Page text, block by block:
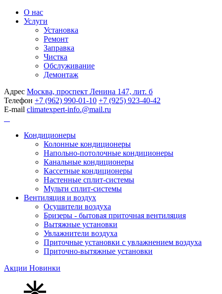
О нас
Услуги
Установка
Ремонт
Заправка
Чистка
Обслуживание
Демонтаж
Адрес Москва, проспект Ленина 147, лит. б
Телефон +7 (962) 990-01-10 +7 (925) 923-40-42
E-mail climatexpert-info.@mail.ru
Кондиционеры
Колонные кондиционеры
Напольно-потолочные кондиционеры
Канальные кондиционеры
Кассетные кондиционеры
Настенные сплит-системы
Мульти сплит-системы
Вентиляция и воздух
Осушители воздуха
Бризеры - бытовая приточная вентиляция
Вытяжные установки
Увлажнители воздуха
Приточные установки с увлажнением воздуха
Приточно-вытяжные установки
Акции Новинки